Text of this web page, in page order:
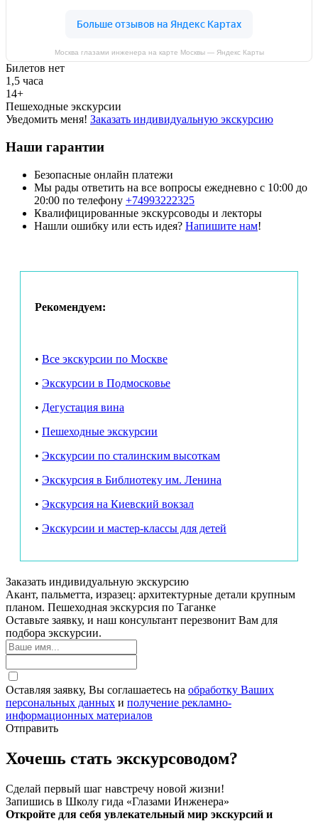
Москва глазами инженера на карте Москвы — Яндекс Карты
Билетов нет
1,5 часа
14+
Пешеходные экскурсии
Уведомить меня! Заказать индивидуальную экскурсию
Наши гарантии
Безопасные онлайн платежи
Мы рады ответить на все вопросы ежедневно с 10:00 до
20:00 по телефону +74993222325
Квалифицированные экскурсоводы и лекторы
Нашли ошибку или есть идея? Напишите нам!
Рекомендуем:
• Все экскурсии по Москве
• Экскурсии в Подмосковье
• Дегустация вина
• Пешеходные экскурсии
• Экскурсии по сталинским высоткам
• Экскурсия в Библиотеку им. Ленина
• Экскурсия на Киевский вокзал
• Экскурсии и мастер-классы для детей
Заказать индивидуальную экскурсию
Акант, пальметта, изразец: архитектурные детали крупным
планом. Пешеходная экскурсия по Таганке
Оставьте заявку, и наш консультант перезвонит Вам для
подбора экскурсии.
Оставляя заявку, Вы соглашаетесь на обработку Ваших
персональных данных и получение рекламно-
информационных материалов
Отправить
Хочешь стать экскурсоводом?
Сделай первый шаг навстречу новой жизни!
Запишись в Школу гида «Глазами Инженера»
Откройте для себя увлекательный мир экскурсий и